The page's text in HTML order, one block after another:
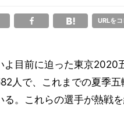
URLを
よ目前に迫った東京2020
人で、これまでの夏季
る。これらの選手が熱戦